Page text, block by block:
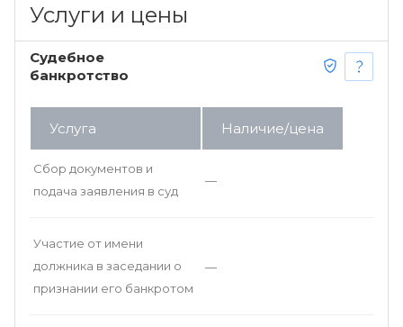
Услуги и цены
Судебное
банкротство
Услуга Наличие/цена
Сбор документов и
подача заявления в суд
—
Участие от имени
должника в заседании о
признании его банкротом
—